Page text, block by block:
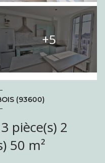
+5
(93600)
chambre(s) 50 m²